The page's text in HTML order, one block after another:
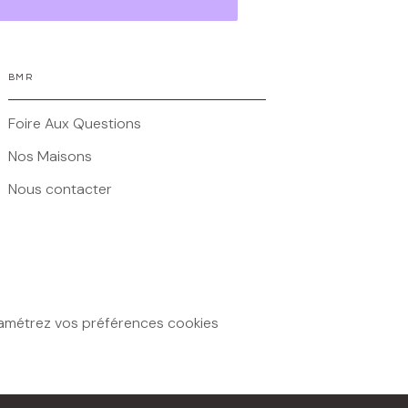
BMR
Foire Aux Questions
Nos Maisons
Nous contacter
vos préférences cookies